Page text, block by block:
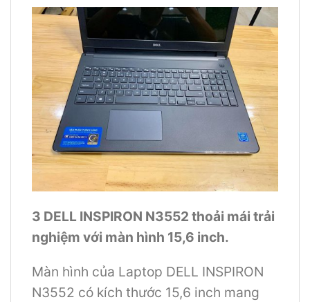
3 DELL INSPIRON N3552 thoải mái trải
nghiệm với màn hình 15,6 inch.
Màn hình của Laptop DELL INSPIRON
N3552 có kích thước 15,6 inch mang